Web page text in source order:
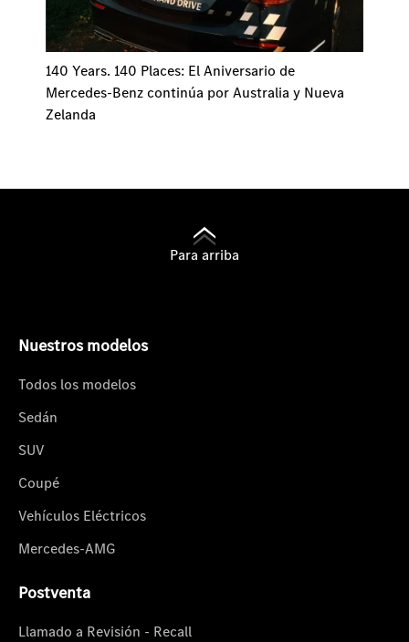
140 Years. 140 Places: El Aniversario de
Mercedes-Benz continúa por Australia y Nueva
Zelanda
Para arriba
Nuestros modelos
Todos los modelos
Sedán
SUV
Coupé
Vehículos Eléctricos
Mercedes-AMG
Postventa
Llamado a Revisión - Recall